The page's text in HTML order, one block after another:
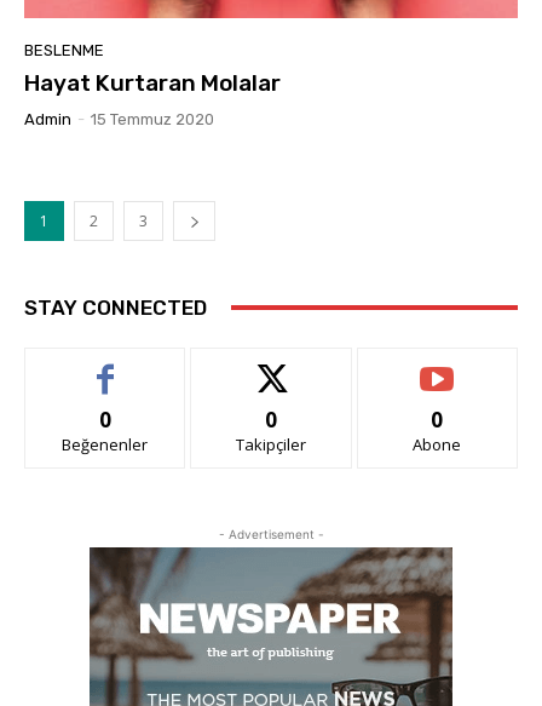
BESLENME
Hayat Kurtaran Molalar
Admin - 15 Temmuz 2020
1 2 3
STAY CONNECTED
0
Beğenenler
0
Takipçiler
0
Abone
- Advertisement -